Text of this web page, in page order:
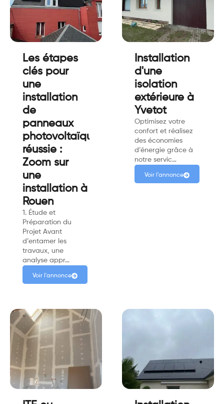
Les étapes
clés pour
une
installation
de
panneaux
photovoltaïques
réussie :
Zoom sur
une
installation à
Rouen
1. Étude et
Préparation du
Projet Avant
d’entamer les
travaux, une
analyse appr…
Voir l'annonce
Installation
d'une
isolation
extérieure à
Yvetot
Optimisez votre
confort et réalisez
des économies
d’énergie grâce à
notre servic…
Voir l'annonce